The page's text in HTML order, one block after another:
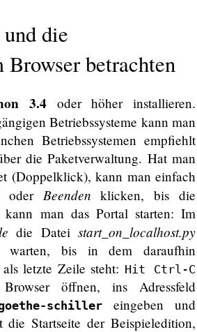
die
betrachten
3.4oder höher installieren.
Betriebssysteme kann man
Betriebssystemen empfiehlt
die Paketverwaltung. Hat man
(Doppelklick), kann man einfach
oder Beenden klicken, bis die
man das Portal starten: Im
die Dateistart_on_localhost.py
warten, bis in dem daraufhin
letzte Zeile steht: Hit Ctrl-C
öffnen, ins Adressfeld
schiller
eingeben und
die Startseite der Beispieledition,